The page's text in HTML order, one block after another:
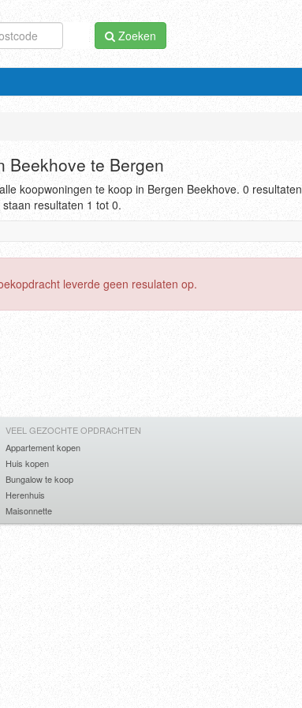
Zoeken
Beekhove te Bergen
koopwoningen te koop in Bergen Beekhove. 0 resultaten
resultaten 1 tot 0.
leverde geen resulaten op.
VEEL GEZOCHTE OPDRACHTEN
Appartement kopen
Huis kopen
Bungalow te koop
Herenhuis
Maisonnette